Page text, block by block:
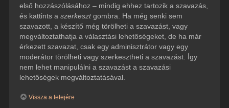
első hozzászólásához – mindig ehhez tartozik a szavazás,
és kattints a szerkesztgombra. Ha még senki sem
szavazott, a készítő még törölheti a szavazást, vagy
megváltoztathatja a választási lehetőségeket, de ha már
érkezett szavazat, csak egy adminisztrátor vagy egy
moderátor törölheti vagy szerkesztheti a szavazást. Így
nem lehet manipulálni a szavazást a szavazási
lehetőségek megváltoztatásával.
Vissza a tetejére